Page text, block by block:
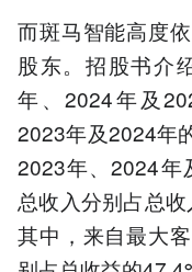
而斑马智能高度
股东。招股书介
年、2024年及
2023年及2024年
2023年、2024年
总收入分别占总
其中，来自最大